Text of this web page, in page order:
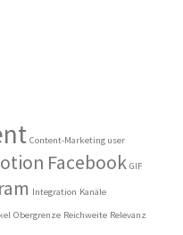
Content-Marketing user
Facebook GIF
Integration Kanäle
Obergrenze Reichweite Relevanz